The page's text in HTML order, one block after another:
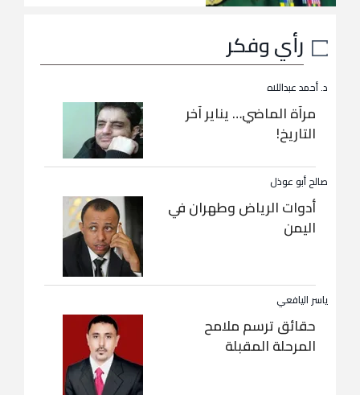
رأي وفكر
د. أحمد عبداللاه
مرآة الماضي… يناير آخر
التاريخ!
صالح أبو عوذل
أدوات الرياض وطهران في
اليمن
ياسر اليافعي
حقائق ترسم ملامح
المرحلة المقبلة